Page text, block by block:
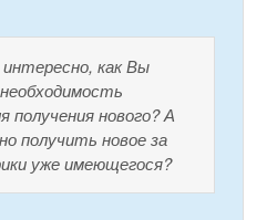
интересно, как Вы
получения нового? А
получить новое за
уже имеющегося?